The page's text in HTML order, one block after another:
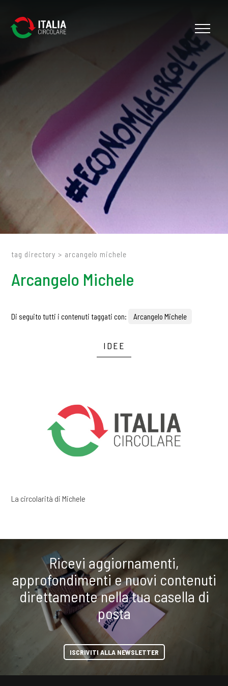
tag directory > arcangelo michele
Arcangelo Michele
Di seguito tutti i contenuti taggati con: Arcangelo Michele
IDEE
La circolarità di Michele
Ricevi aggiornamenti,
approfondimenti e nuovi contenuti
direttamente nella tua casella di
posta
ISCRIVITI ALLA NEWSLETTER